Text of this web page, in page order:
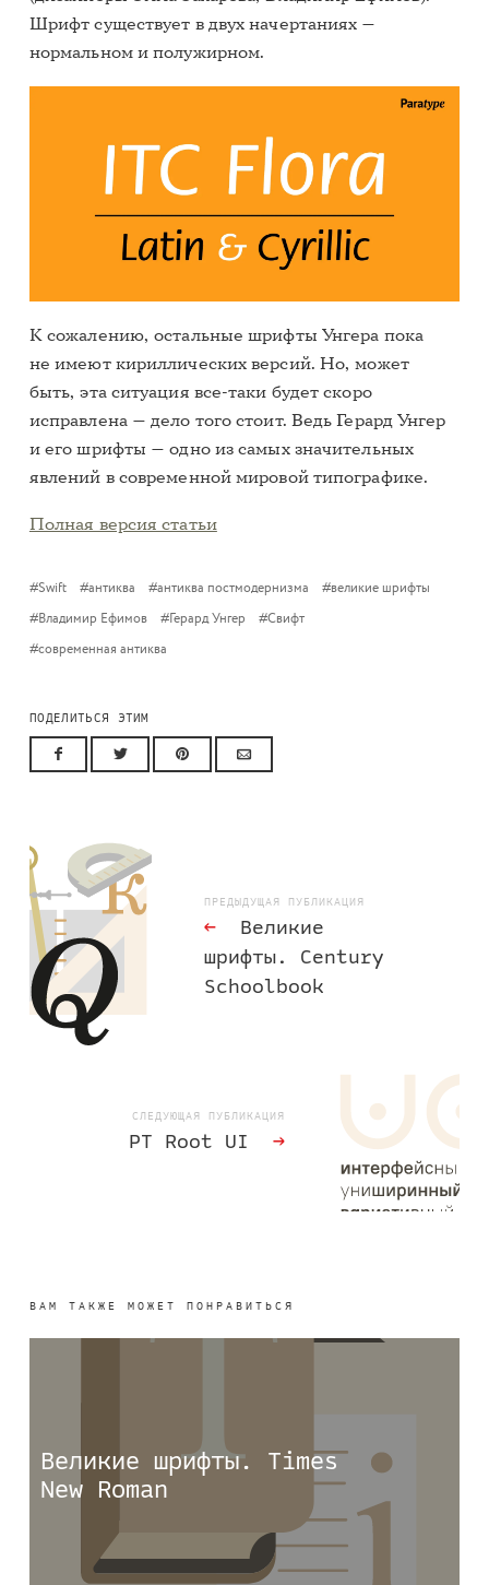
Шрифт существует в двух начертаниях —
нормальном и полужирном.
К сожалению, остальные шрифты Унгера пока
не имеют кириллических версий. Но, может
быть, эта ситуация все-таки будет скоро
исправлена — дело того стоит. Ведь Герард Унгер
и его шрифты — одно из самых значительных
явлений в современной мировой типографике.
Полная версия статьи
Swift антиква антиква постмодернизма
великие шрифты
Владимир Ефимов
Герард Унгер
Свифт
современная антиква
ПОДЕЛИТЬСЯ ЭТИМ
ПРЕДЫДУЩАЯ ПУБЛИКАЦИЯ
←
Великие
шрифты. Century
Schoolbook
СЛЕДУЮЩАЯ ПУБЛИКАЦИЯ
PT Root UI →
ВАМ ТАКЖЕ МОЖЕТ ПОНРАВИТЬСЯ
Великие шрифты. Times
New Roman